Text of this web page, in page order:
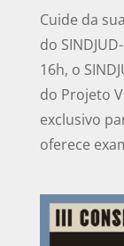
Cuide da
do
16h, o
do Projeto
exclusivo
oferece